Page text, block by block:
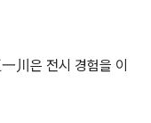
川은 전시 경험을 이